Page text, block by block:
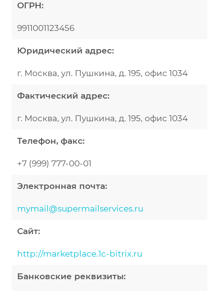
ОГРН:
9911001123456
Юридический адрес:
г. Москва, ул. Пушкина, д. 195, офис 1034
Фактический адрес:
г. Москва, ул. Пушкина, д. 195, офис 1034
Телефон, факс:
+7 (999) 777-00-01
Электронная почта:
mymail@supermailservices.ru
Сайт:
http://marketplace.1c-bitrix.ru
Банковские реквизиты: